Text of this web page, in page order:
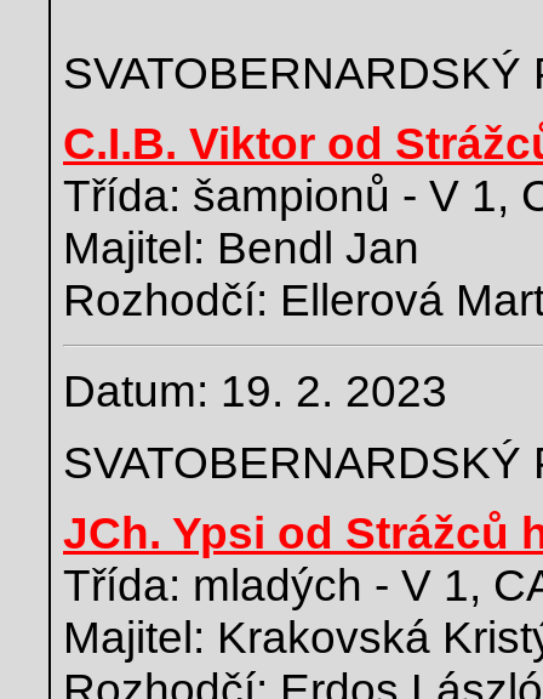
C.I.B. Viktor od
Třída: šampionů - V 1,
Majitel: Bendl Jan
Rozhodčí: Ellerová
Datum: 19. 2. 2023
JCh. Ypsi od Strážců
Třída: mladých - V 1,
Majitel: Krakovská